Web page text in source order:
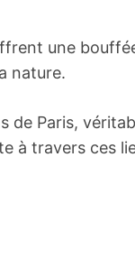
une
nature.
de Paris,
à travers ces